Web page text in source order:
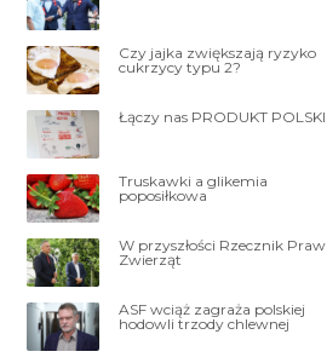
Czy jajka zwiększają ryzyko
cukrzycy typu 2?
Łączy nas PRODUKT POLSKI
Truskawki a glikemia
poposiłkowa
W przyszłości Rzecznik Praw
Zwierząt
ASF wciąż zagraża polskiej
hodowli trzody chlewnej